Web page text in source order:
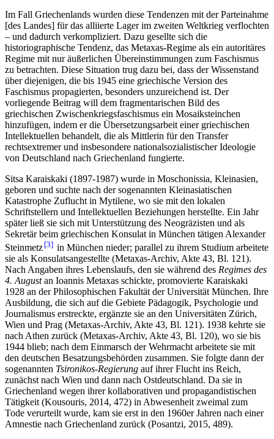
Im Fall Griechenlands wurden diese Tendenzen mit der Parteinahme
[des Landes] für das alliierte Lager im zweiten Weltkrieg verflochten
– und dadurch verkompliziert. Dazu gesellte sich die
historiographische Tendenz, das Metaxas-Regime als ein autoritäres
Regime mit nur äußerlichen Übereinstimmungen zum Faschismus
zu betrachten. Diese Situation trug dazu bei, dass der Wissenstand
über diejenigen, die bis 1945 eine griechische Version des
Faschismus propagierten, besonders unzureichend ist. Der
vorliegende Beitrag will dem fragmentarischen Bild des
griechischen Zwischenkriegsfaschismus ein Mosaiksteinchen
hinzufügen, indem er die Übersetzungsarbeit einer griechischen
Intellektuellen behandelt, die als Mittlerin für den Transfer
rechtsextremer und insbesondere nationalsozialistischer Ideologie
von Deutschland nach Griechenland fungierte.
Sitsa Karaiskaki (1897-1987) wurde in Moschonissia, Kleinasien,
geboren und suchte nach der sogenannten Kleinasiatischen
Katastrophe Zuflucht in Mytilene, wo sie mit den lokalen
Schriftstellern und Intellektuellen Beziehungen herstellte. Ein Jahr
später ließ sie sich mit Unterstützung des Neogräzisten und als
Sekretär beim griechischen Konsulat in München tätigen Alexander
Steinmetz 3
in München nieder; parallel zu ihrem Studium arbeitete
sie als Konsulatsangestellte (Metaxas-Archiv, Akte 43, Bl. 121).
Nach Angaben ihres Lebenslaufs, den sie während des Regimes des
4. Augustan Ioannis Metaxas schickte, promovierte Karaiskaki
1928 an der Philosophischen Fakultät der Universität München. Ihre
Ausbildung, die sich auf die Gebiete Pädagogik, Psychologie und
Journalismus erstreckte, ergänzte sie an den Universitäten Zürich,
Wien und Prag (Metaxas-Archiv, Akte 43, Bl. 121). 1938 kehrte sie
nach Athen zurück (Metaxas-Archiv, Akte 43, Bl. 120), wo sie bis
1944 blieb; nach dem Einmarsch der Wehrmacht arbeitete sie mit
den deutschen Besatzungsbehörden zusammen. Sie folgte dann der
sogenannten Tsironikos-Regierung auf ihrer Flucht ins Reich,
zunächst nach Wien und dann nach Ostdeutschland. Da sie in
Griechenland wegen ihrer kollaborativen und propagandistischen
Tätigkeit (Kousouris, 2014, 472) in Abwesenheit zweimal zum
Tode verurteilt wurde, kam sie erst in den 1960er Jahren nach einer
Amnestie nach Griechenland zurück (Posantzi, 2015, 489).